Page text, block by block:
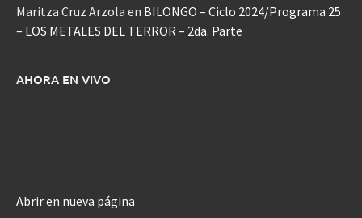
Maritza Cruz Arzola en BILONGO – Ciclo 2024/Programa 25
– LOS METALES DEL TERROR – 2da. Parte
AHORA EN VIVO
Abrir en nueva página